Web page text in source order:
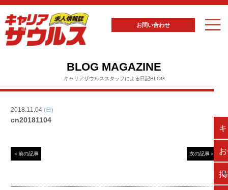
お問い合わせ
BLOG MAGAZINE
キャリアザウルススタッフによる日記BLOG
2018.11.04 (日)
cn20181104
＜前の記事 次の記事＞